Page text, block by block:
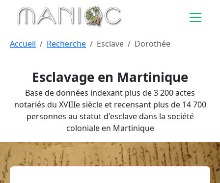
Aller au contenu principal
Esclavage en Martinique
Base de données indexant plus de 3 200 actes
notariés du XVIIIe siècle et recensant plus de 14 700
personnes au statut d'esclave dans la société
coloniale en Martinique
Accueil Recherche Esclave Dorothée